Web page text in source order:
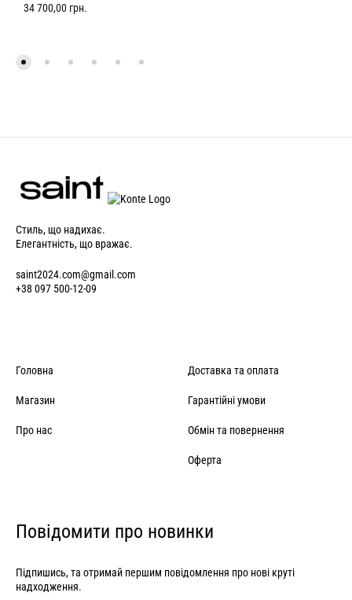
34 700,00 грн.
Стиль, що надихає.
Елегантність, що вражає.
saint2024.com@gmail.com
+38 097 500-12-09
Головна
Магазин
Про нас
Доставка та оплата
Гарантійні умови
Обмін та повернення
Оферта
Повідомити про новинки
Підпишись, та отримай першим повідомлення про нові круті
надходження.